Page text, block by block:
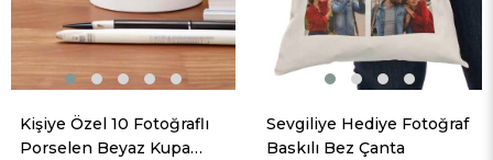
Kişiye Özel 10 Fotoğraflı
Porselen Beyaz Kupa
Sevgiliye Hediye Fotoğraf
Baskılı Bez Çanta